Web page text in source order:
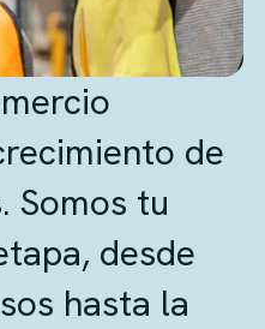
de
Somos tu
desde
hasta la